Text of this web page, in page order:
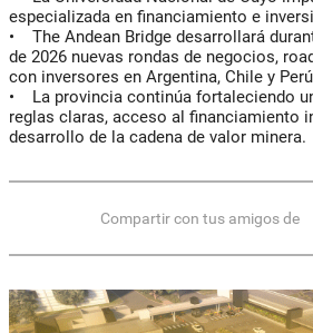
especializada en financiamiento e
• The Andean Bridge desarrollará
de 2026 nuevas rondas de negocios,
con inversores en Argentina, Chile y
• La provincia continúa fortaleciendo
reglas claras, acceso al financiamiento
desarrollo de la cadena de valor minera.
Compartir con tus amigos de